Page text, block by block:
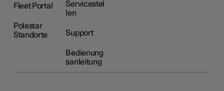
Fleet Portal
Polestar
Standorte
Servicestel
len
Support
Bedienung
sanleitung